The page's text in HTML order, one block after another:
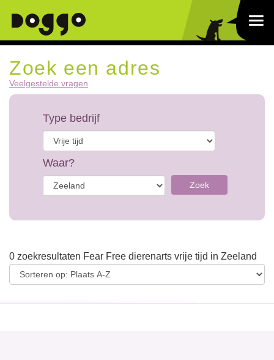
Zoek een adres
Veelgestelde vragen
Type bedrijf
Waar?
Zoek
0 zoekresultaten Fear Free dierenarts vrije tijd in Zeeland